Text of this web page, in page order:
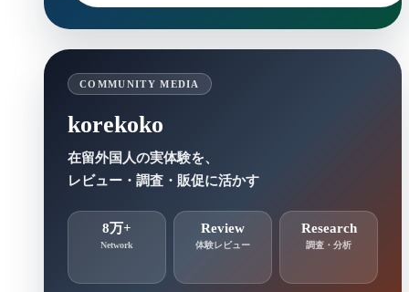
COMMUNITY MEDIA
korekoko
在留外国人の実体験を、
レビュー・調査・販促に活かす
8万+
Network
Review
体験レビュー
Research
調査・分析